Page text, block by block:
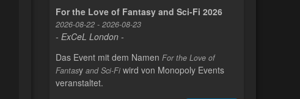
For the Love of Fantasy and Sci-Fi 2026
2026-08-22 - 2026-08-23
- ExCeL London -
Das Event mit dem Namen For the Love of
Fantasy and Sci-Fi wird von Monopoly Events
veranstaltet.